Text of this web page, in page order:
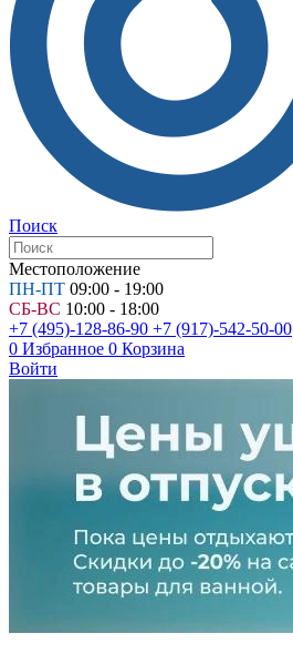
Поиск
Местоположение
ПН-ПТ 09:00 - 19:00
СБ-ВС 10:00 - 18:00
+7 (495)-128-86-90 +7 (917)-542-50-00
0 Избранное 0 Корзина
Войти